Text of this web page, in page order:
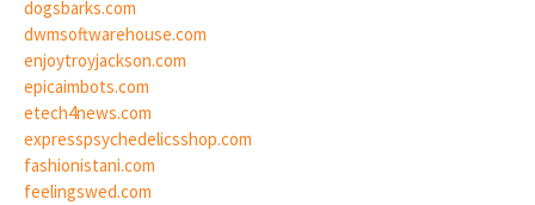
dogsbarks.com
dwmsoftwarehouse.com
enjoytroyjackson.com
epicaimbots.com
etech4news.com
expresspsychedelicsshop.com
fashionistani.com
feelingswed.com